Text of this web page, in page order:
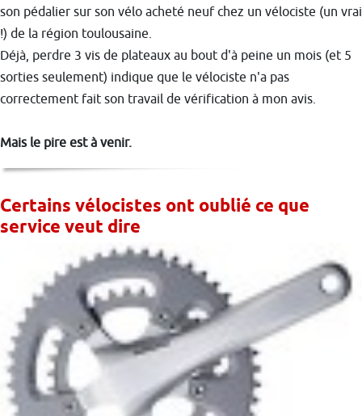
son pédalier sur son vélo acheté neuf chez un vélociste (un vrai
!) de la région toulousaine.
Déjà, perdre 3 vis de plateaux au bout d'à peine un mois (et 5
sorties seulement) indique que le vélociste n'a pas
correctement fait son travail de vérification à mon avis.
Mais le pire est à venir.
Certains vélocistes ont oublié ce que
service veut dire